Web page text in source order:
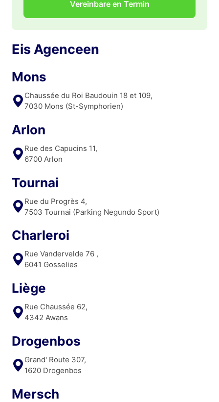
Vereinbare en Termin
Eis Agenceen
Mons
Chaussée du Roi Baudouin 18 et 109,
7030 Mons (St-Symphorien)
Arlon
Rue des Capucins 11,
6700 Arlon
Tournai
Rue du Progrès 4,
7503 Tournai (Parking Negundo Sport)
Charleroi
Rue Vandervelde 76 ,
6041 Gosselies
Liège
Rue Chaussée 62,
4342 Awans
Drogenbos
Grand' Route 307,
1620 Drogenbos
Mersch